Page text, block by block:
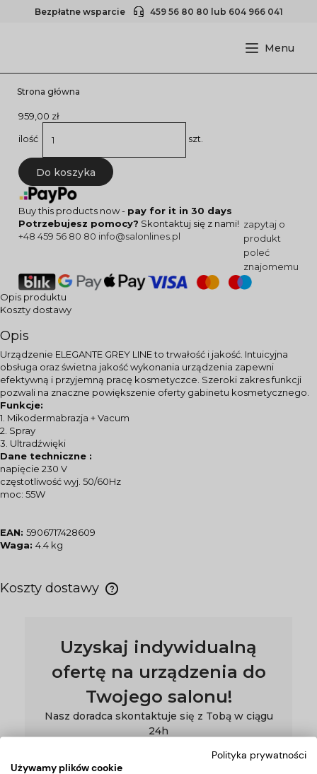
Bezpłatne wsparcie 459 56 80 80 lub 604 966 041
Strona główna
959,00 zł
ilość szt.
Do koszyka
Buy this products now - pay for it in 30 days
Potrzebujesz pomocy? Skontaktuj się z nami!
+48 459 56 80 80 info@salonlines.pl
zapytaj o
produkt
poleć
znajomemu
Opis produktu
Koszty dostawy
Opis
Urządzenie ELEGANTE GREY LINE to trwałość i jakość. Intuicyjna
obsługa oraz świetna jakość wykonania urządzenia zapewni
efektywną i przyjemną pracę kosmetyczce. Szeroki zakres funkcji
pozwali na znaczne powiększenie oferty gabinetu kosmetycznego.
Funkcje:
1. Mikodermabrazja + Vacum
2. Spray
3. Ultradźwięki
Dane techniczne :
napięcie 230 V
częstotliwość wyj. 50/60Hz
moc: 55W
EAN: 5906717428609
Waga: 4.4 kg
Koszty dostawy
Uzyskaj indywidualną
ofertę na urządzenia do
Twojego salonu!
Nasz doradca skontaktuje się z Tobą w ciągu
24h
Polityka prywatności
Używamy plików cookie